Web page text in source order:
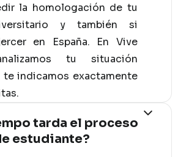
la homologación de tu
y también si
en España. En Vive
tu situación
te indicamos exactamente
tarda el proceso
estudiante?